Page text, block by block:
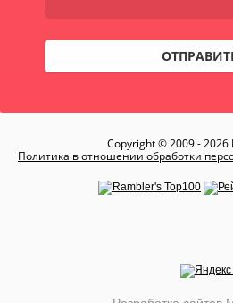
Copyright © 2009 -
Политика в отношении обработки